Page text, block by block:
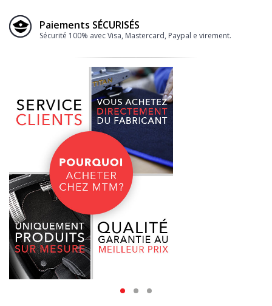
Paiements SÉCURISÉS
Sécurité 100% avec Visa, Mastercard, Paypal e virement.